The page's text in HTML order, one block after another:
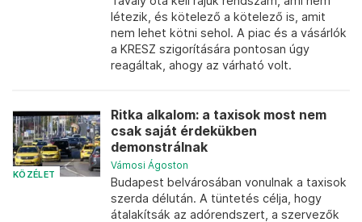
létezik, és kötelező a kötelező is, amit
nem lehet kötni sehol. A piac és a vásárlók
a KRESZ szigorítására pontosan úgy
reagáltak, ahogy az várható volt.
KÖZÉLET
Ritka alkalom: a taxisok most nem
csak saját érdekükben
demonstrálnak
Vámosi Ágoston
Budapest belvárosában vonulnak a taxisok
szerda délután. A tüntetés célja, hogy
átalakítsák az adórendszert, a szervezők